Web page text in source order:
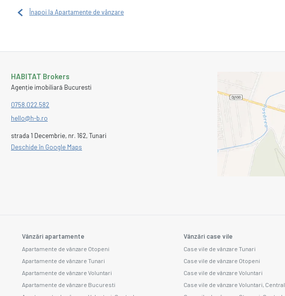
Înapoi la Apartamente de vânzare
HABITAT Brokers
Agenție imobiliară Bucuresti
0758.022.582
hello@h-b.ro
strada 1 Decembrie, nr. 162, Tunari
Deschide în Google Maps
Vânzări apartamente
Apartamente de vânzare Otopeni
Apartamente de vânzare Tunari
Apartamente de vânzare Voluntari
Apartamente de vânzare Bucuresti
Vânzări case vile
Case vile de vânzare Tunari
Case vile de vânzare Otopeni
Case vile de vânzare Voluntari
Case vile de vânzare Voluntari, Central